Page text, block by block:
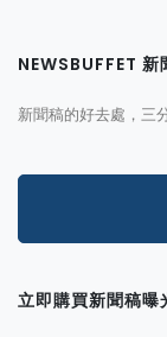
NEWSBUFFET
新聞稿的好去處，三
立即購買新聞稿曝